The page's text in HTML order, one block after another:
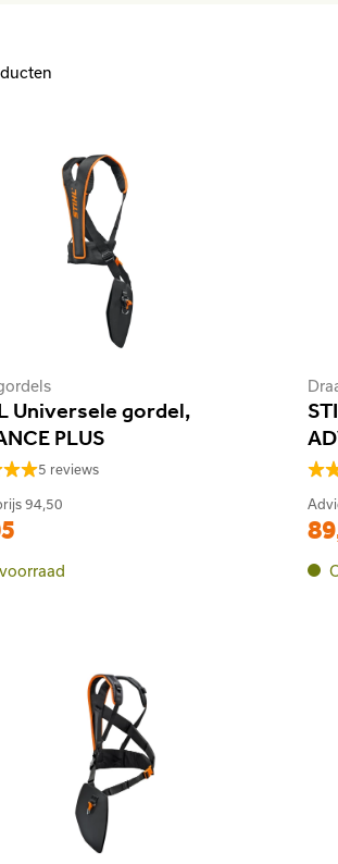
Universele gordel,
PLUS
5 reviews
94,50